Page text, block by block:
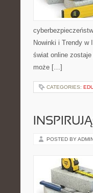
Nowinki i Trendy w
świat online
może […]
CATEGORIES:
POSTED BY